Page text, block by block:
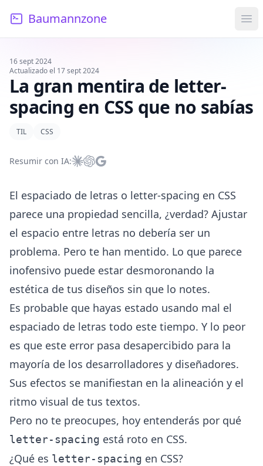
Baumannzone
16 sept 2024
Actualizado el 17 sept 2024
La gran mentira de letter-
spacing en CSS que no sabías
TIL CSS
Resumir con IA:Resumir con Claude
Resumir con ChatGPT
Resumir con Google AI
El espaciado de letras o letter-spacing en CSS
parece una propiedad sencilla, ¿verdad? Ajustar
el espacio entre letras no debería ser un
problema. Pero te han mentido. Lo que parece
inofensivo puede estar desmoronando la
estética de tus diseños sin que lo notes.
Es probable que hayas estado usando mal el
espaciado de letras todo este tiempo. Y lo peor
es que este error pasa desapercibido para la
mayoría de los desarrolladores y diseñadores.
Sus efectos se manifiestan en la alineación y el
ritmo visual de tus textos.
Pero no te preocupes, hoy entenderás por qué
letter-spacing está roto en CSS.
¿Qué es letter-spacing en CSS?